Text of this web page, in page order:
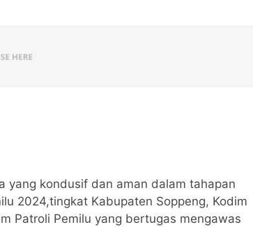
yang kondusif dan aman dalam tahapan
2024,tingkat Kabupaten Soppeng, Kodim
Patroli Pemilu yang bertugas mengawas